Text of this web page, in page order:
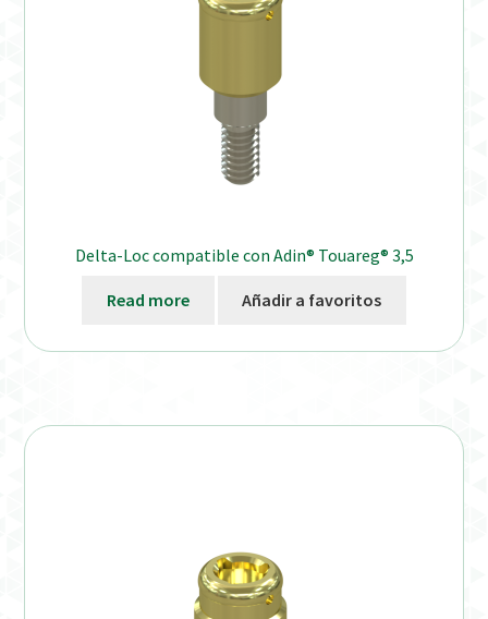
Instructions for Use (ENG)
Productos Favoritos
Welcome to DELTA Abutments | Tienda Online!
Delta-Loc compatible con Adin® Touareg® 3,5
Read more Añadir a favoritos